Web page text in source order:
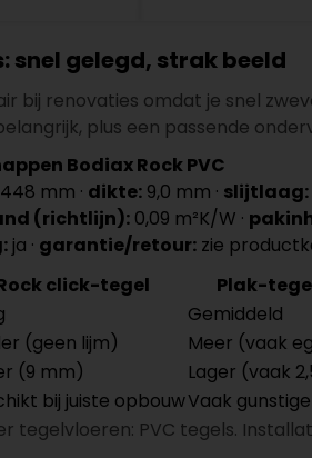
snel gelegd, strak beeld
bij renovaties omdat je snel
plus een passende
Bodiax Rock PVC
mm · dikte: 9,0 mm · slijtlaag:
(richtlijn): 0,09 m²K/W ·
ja · garantie/retour: zie
click-tegel
Plak-
Gemiddeld
(geen lijm)
Meer (vaak
(9 mm)
Lager (vaak
bij juiste opbouwVaak
tegelvloeren: PVC tegels.